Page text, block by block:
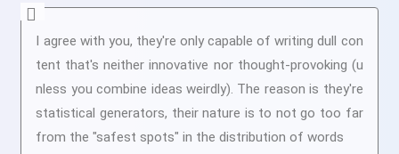
I agree with you, they're only capable of writing dull con
tent that's neither innovative nor thought-provoking (u
nless you combine ideas weirdly). The reason is they're
statistical generators, their nature is to not go too far
from the "safest spots" in the distribution of words